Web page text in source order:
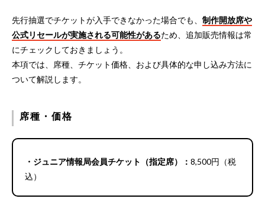
先行抽選でチケットが入手できなかった場合でも、 制作開放席や
公式リセールが実施される可能性があるため、追加販売情報は常
にチェックしておきましょう。
本項では、席種、チケット価格、および具体的な申し込み方法に
ついて解説します。
席種・価格
・ジュニア情報局会員チケット（指定席）： 8,500円（税
込）